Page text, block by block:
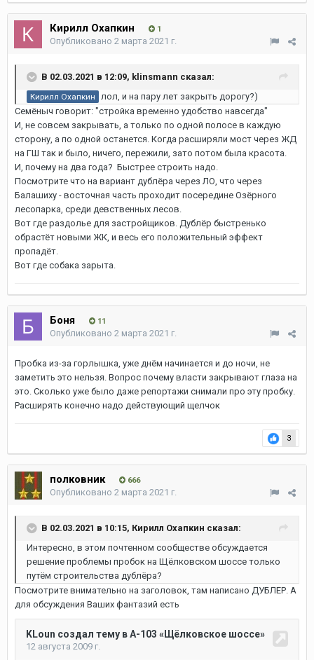
Кирилл Охапкин 1
Опубликовано 2 марта 2021 г.
В 02.03.2021 в 12:09, klinsmann сказал:
Кирилл Охапкин
лол, и на пару лет закрыть дорогу?)
Семёныч говорит: "стройка временно удобство навсегда"
И, не совсем закрывать, а только по одной полосе в каждую
сторону, а по одной останется. Когда расширяли мост через ЖД
на ГШ так и было, ничего, пережили, зато потом была красота.
И, почему на два года? Быстрее строить надо.
Посмотрите что на вариант дублёра через ЛО, что через
Балашиху - восточная часть проходит посередине Озёрного
лесопарка, среди девственных лесов.
Вот где раздолье для застройщиков. Дублёр быстренько
обрастёт новыми ЖК, и весь его положительный эффект
пропадёт.
Вот где собака зарыта.
Боня 11
Опубликовано 2 марта 2021 г.
Пробка из-за горлышка, уже днём начинается и до ночи, не
заметить это нельзя. Вопрос почему власти закрывают глаза на
это. Сколько уже было даже репортажи снимали про эту пробку.
Расширять конечно надо действующий щелчок
3
полковник 666
Опубликовано 2 марта 2021 г.
В 02.03.2021 в 10:15, Кирилл Охапкин сказал:
Интересно, в этом почтенном сообществе обсуждается
решение проблемы пробок на Щёлковском шоссе только
путём строительства дублёра?
Посмотрите внимательно на заголовок, там написано ДУБЛЕР. А
для обсуждения Ваших фантазий есть